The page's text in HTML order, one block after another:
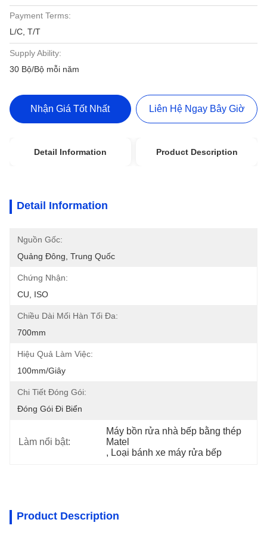
Payment Terms:
L/C, T/T
Supply Ability:
30 Bộ/Bộ mỗi năm
Nhận Giá Tốt Nhất Liên Hệ Ngay Bây Giờ
Detail Information Product Description
Detail Information
Nguồn Gốc:
Quảng Đông, Trung Quốc
Chứng Nhận:
CU, ISO
Chiều Dài Mối Hàn Tối Đa:
700mm
Hiệu Quả Làm Việc:
100mm/giây
Chi Tiết Đóng Gói:
Đóng Gói Đi Biển
Làm nổi bật:
Máy bồn rửa nhà bếp bằng thép
Matel
, Loại bánh xe máy rửa bếp
Product Description